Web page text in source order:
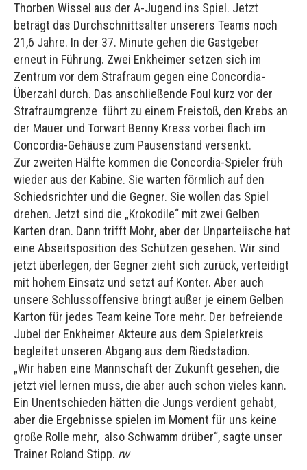
Thorben Wissel aus der A-Jugend ins Spiel. Jetzt
beträgt das Durchschnittsalter unserers Teams noch
21,6 Jahre. In der 37. Minute gehen die Gastgeber
erneut in Führung. Zwei Enkheimer setzen sich im
Zentrum vor dem Strafraum gegen eine Concordia-
Überzahl durch. Das anschließende Foul kurz vor der
Strafraumgrenze führt zu einem Freistoß, den Krebs an
der Mauer und Torwart Benny Kress vorbei flach im
Concordia-Gehäuse zum Pausenstand versenkt.
Zur zweiten Hälfte kommen die Concordia-Spieler früh
wieder aus der Kabine. Sie warten förmlich auf den
Schiedsrichter und die Gegner. Sie wollen das Spiel
drehen. Jetzt sind die „Krokodile“ mit zwei Gelben
Karten dran. Dann trifft Mohr, aber der Unparteiische hat
eine Abseitsposition des Schützen gesehen. Wir sind
jetzt überlegen, der Gegner zieht sich zurück, verteidigt
mit hohem Einsatz und setzt auf Konter. Aber auch
unsere Schlussoffensive bringt außer je einem Gelben
Karton für jedes Team keine Tore mehr. Der befreiende
Jubel der Enkheimer Akteure aus dem Spielerkreis
begleitet unseren Abgang aus dem Riedstadion.
„Wir haben eine Mannschaft der Zukunft gesehen, die
jetzt viel lernen muss, die aber auch schon vieles kann.
Ein Unentschieden hätten die Jungs verdient gehabt,
aber die Ergebnisse spielen im Moment für uns keine
große Rolle mehr, also Schwamm drüber“, sagte unser
Trainer Roland Stipp. rw